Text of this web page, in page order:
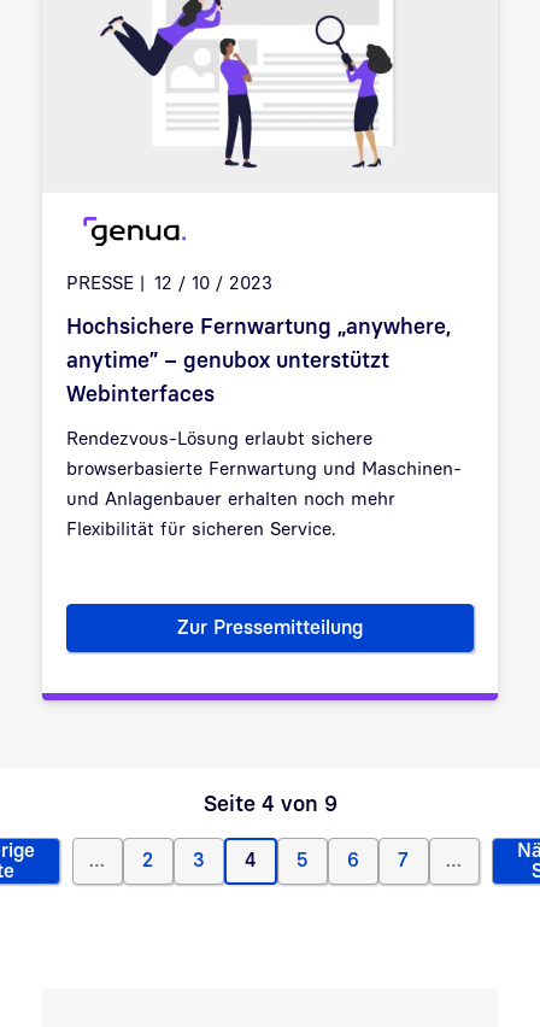
PRESSE 12 / 10 / 2023
Hochsichere Fernwartung „anywhere,
anytime” – genubox unterstützt
Webinterfaces
Rendezvous-Lösung erlaubt sichere
browserbasierte Fernwartung und Maschinen-
und Anlagenbauer erhalten noch mehr
Flexibilität für sicheren Service.
Zur PressemitteilungHochsichere Fernwartung
Seite 4 von 9
Seite
… Page
2 Page
3 Aktuelle Seite
4 Page
5 Page
6 Page
7 …